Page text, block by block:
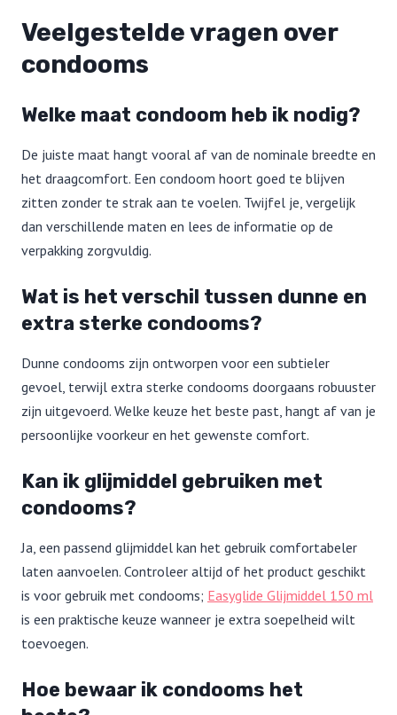
Veelgestelde vragen over
condooms
Welke maat condoom heb ik nodig?
De juiste maat hangt vooral af van de nominale breedte en
het draagcomfort. Een condoom hoort goed te blijven
zitten zonder te strak aan te voelen. Twijfel je, vergelijk
dan verschillende maten en lees de informatie op de
verpakking zorgvuldig.
Wat is het verschil tussen dunne en
extra sterke condooms?
Dunne condooms zijn ontworpen voor een subtieler
gevoel, terwijl extra sterke condooms doorgaans robuuster
zijn uitgevoerd. Welke keuze het beste past, hangt af van je
persoonlijke voorkeur en het gewenste comfort.
Kan ik glijmiddel gebruiken met
condooms?
Ja, een passend glijmiddel kan het gebruik comfortabeler
laten aanvoelen. Controleer altijd of het product geschikt
is voor gebruik met condooms; Easyglide Glijmiddel 150 ml
is een praktische keuze wanneer je extra soepelheid wilt
toevoegen.
Hoe bewaar ik condooms het